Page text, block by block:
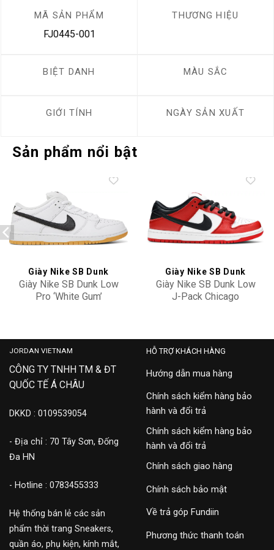
MÃ SẢN PHẨM
FJ0445-001
THƯƠNG HIỆU
BIỆT DANH MÀU SẮC
GIỚI TÍNH NGÀY SẢN XUẤT
Sản phẩm nổi bật
Add to
wishlist
Giày Nike SB Dunk
Giày Nike SB Dunk Low
Pro ‘White Gum’
Add to
wishlist
Giày Nike SB Dunk
Giày Nike SB Dunk Low
J-Pack Chicago
JORDAN VIETNAM
CÔNG TY TNHH TM & ĐT
QUỐC TẾ Á CHÂU
DKKD : 0109539054
- Địa chỉ : 70 Tây Sơn, Đống
Đa HN
- Hotline : 0783455333
Hệ thống bán lẻ các sản
phẩm thời trang Sneakers,
quần áo, phụ kiện, kính mắt,
HỖ TRỢ KHÁCH HÀNG
Hướng dẫn mua hàng
Chính sách kiểm hàng bảo
hành và đổi trả
Chính sách kiểm hàng bảo
hành và đổi trả
Chính sách giao hàng
Chính sách bảo mật
Về trả góp Fundiin
Phương thức thanh toán